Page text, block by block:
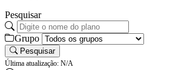
Pesquisar
Grupo
Pesquisar
Última atualização: N/A